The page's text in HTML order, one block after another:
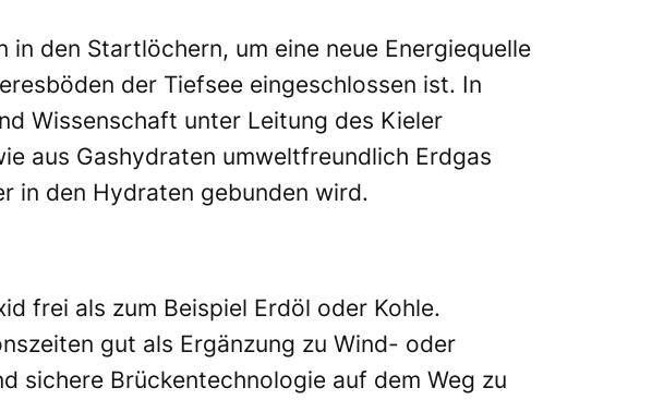
den Startlöchern, um eine neue Energiequelle
der Tiefsee eingeschlossen ist. In
Wissenschaft unter Leitung des Kieler
aus Gashydraten umweltfreundlich Erdgas
in den Hydraten gebunden wird.
frei als zum Beispiel Erdöl oder Kohle.
gut als Ergänzung zu Wind- oder
sichere Brückentechnologie auf dem Weg zu